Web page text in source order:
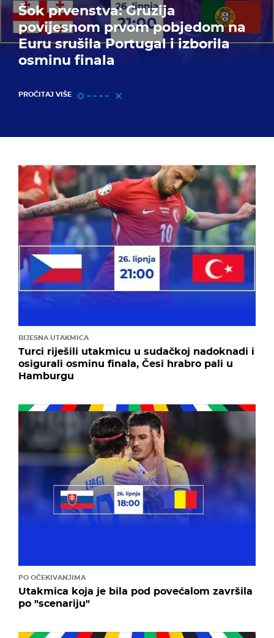
Šok prvenstva: Gruzija
povijesnom prvom pobjedom na
Euru srušila Portugal i izborila
osminu finala
PROČITAJ VIŠE
BIJESNA UTAKMICA
Turci riješili utakmicu u sudačkoj nadoknadi i
osigurali osminu finala, Česi hrabro pali u
Hamburgu
PO OČEKIVANJIMA
Utakmica koja je bila pod povećalom završila
po "scenariju"